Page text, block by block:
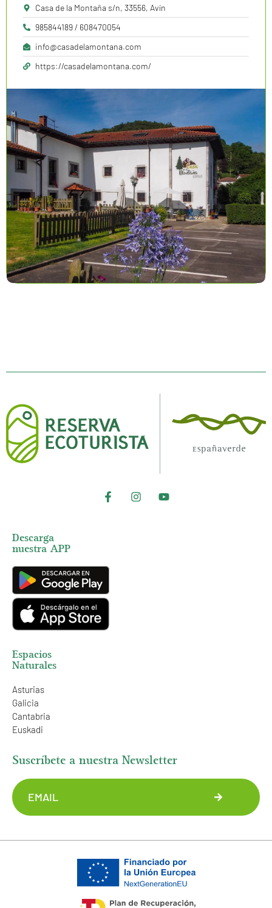
Casa de la Montaña s/n, 33556, Avín
985844189 / 608470054
info@casadelamontana.com
https://casadelamontana.com/
Descarga
nuestra APP
Espacios
Naturales
Asturias
Galicia
Cantabria
Euskadi
Suscríbete a nuestra Newsletter